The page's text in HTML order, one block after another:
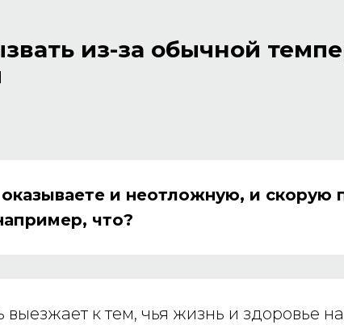
из-за обычной
и неотложную, и
что?
к тем, чья жизнь и здоровье